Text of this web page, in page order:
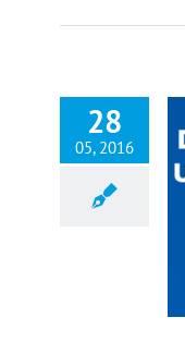
28
05, 2016